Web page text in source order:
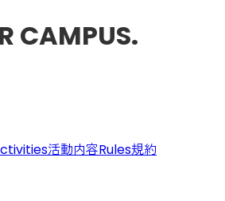
CAMPUS.
活動内容Rules規約